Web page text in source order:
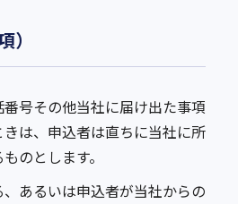
号その他当社に届け出た事項
は、申込者は直ちに当社に所
のとします。
あるいは申込者が当社からの